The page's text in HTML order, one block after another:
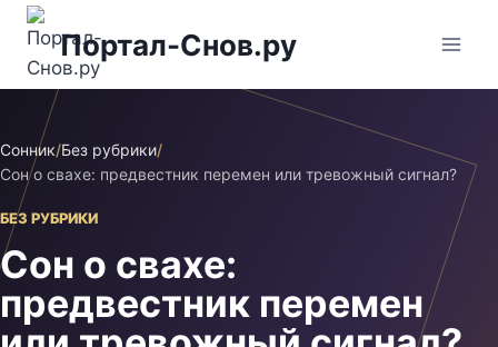
Перейти
содержимому
Портал-Снов.ру
Сонник/Без рубрики/
Сон о свахе: предвестник перемен или тревожный сигнал?
БЕЗ РУБРИКИ
Сон о свахе:
предвестник перемен